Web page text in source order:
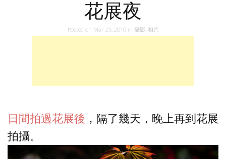
花展夜
Posted on Mar 25, 2010 in 攝影 相片
日間拍過花展後 ，隔了幾天，晚上再到花展
拍攝。